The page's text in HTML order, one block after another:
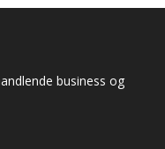
business og